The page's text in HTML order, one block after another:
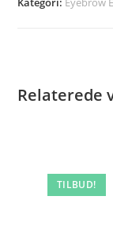
Relaterede
TILBUD!